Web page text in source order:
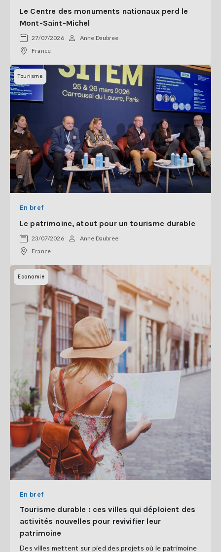
Le Centre des monuments nationaux perd le
Mont-Saint-Michel
27/07/2026
Anne Daubree
France
Tourisme
En bref
Le patrimoine, atout pour un tourisme durable
23/07/2026
Anne Daubree
France
Economie
En bref
Tourisme durable : ces villes qui déploient des
activités nouvelles pour revivifier leur
patrimoine
Des villes mettent sur pied des projets où le patrimoine